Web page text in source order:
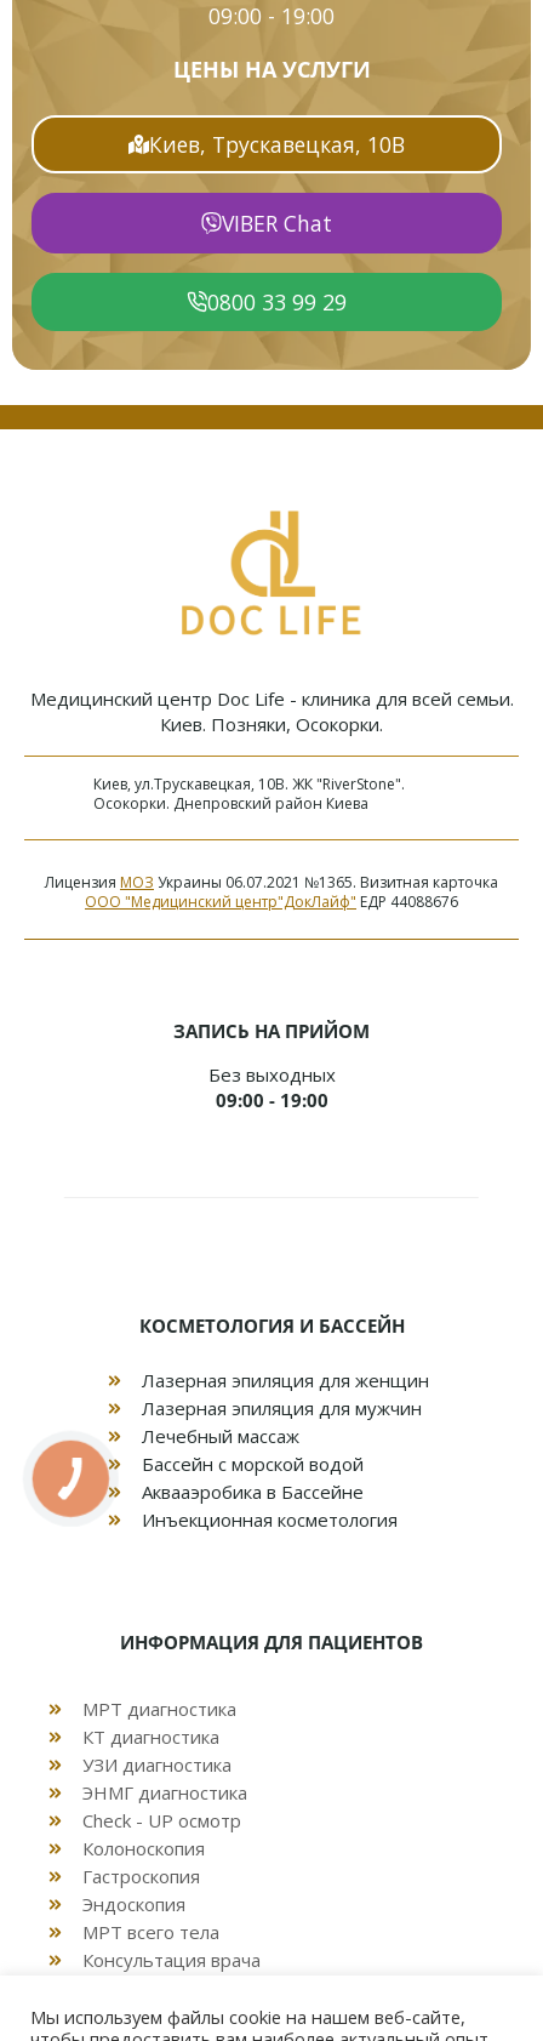
09:00 - 19:00
ЦЕНЫ НА УСЛУГИ
Киев, Трускавецкая, 10В
VIBER Chat
0800 33 99 29
Медицинский центр Doc Life - клиника для всей семьи.
Киев. Позняки, Осокорки.
Киев, ул.Трускавецкая, 10В. ЖК "RiverStone".
Осокорки. Днепровский район Киева
Лицензия МОЗ Украины 06.07.2021 №1365. Визитная карточка
ООО "Медицинский центр"ДокЛайф" ЕДР 44088676
ЗАПИСЬ НА ПРИЙОМ
Без выходных
09:00 - 19:00
КОСМЕТОЛОГИЯ И БАССЕЙН
Лазерная эпиляция для женщин
Лазерная эпиляция для мужчин
Лечебный массаж
Бассейн с морской водой
Аквааэробика в Бассейне
Инъекционная косметология
ИНФОРМАЦИЯ ДЛЯ ПАЦИЕНТОВ
МРТ диагностика
КТ диагностика
УЗИ диагностика
ЭНМГ диагностика
Check - UP осмотр
Колоноскопия
Гастроскопия
Эндоскопия
МРТ всего тела
Консультация врача
Мы используем файлы cookie на нашем веб-сайте,